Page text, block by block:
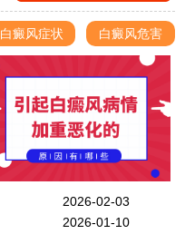
白癜风症状 白癜风危害
2026-02-03
2026-01-10